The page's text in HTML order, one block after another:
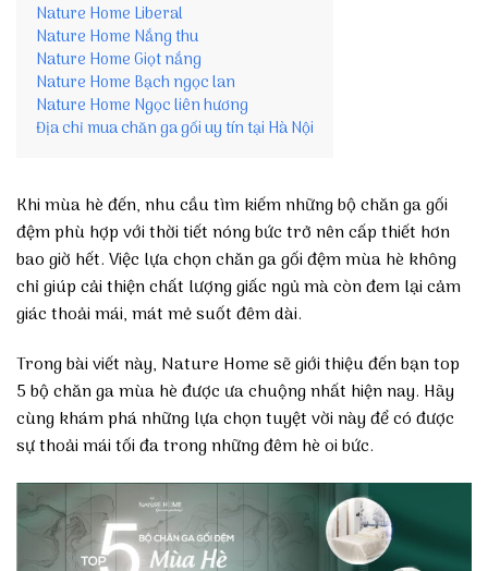
Nature Home Liberal
Nature Home Nắng thu
Nature Home Giọt nắng
Nature Home Bạch ngọc lan
Nature Home Ngọc liên hương
Địa chỉ mua chăn ga gối uy tín tại Hà Nội
Khi mùa hè đến, nhu cầu tìm kiếm những bộ chăn ga gối
đệm phù hợp với thời tiết nóng bức trở nên cấp thiết hơn
bao giờ hết. Việc lựa chọn chăn ga gối đệm mùa hè không
chỉ giúp cải thiện chất lượng giấc ngủ mà còn đem lại cảm
giác thoải mái, mát mẻ suốt đêm dài.
Trong bài viết này, Nature Home sẽ giới thiệu đến bạn top
5 bộ chăn ga mùa hè được ưa chuộng nhất hiện nay. Hãy
cùng khám phá những lựa chọn tuyệt vời này để có được
sự thoải mái tối đa trong những đêm hè oi bức.